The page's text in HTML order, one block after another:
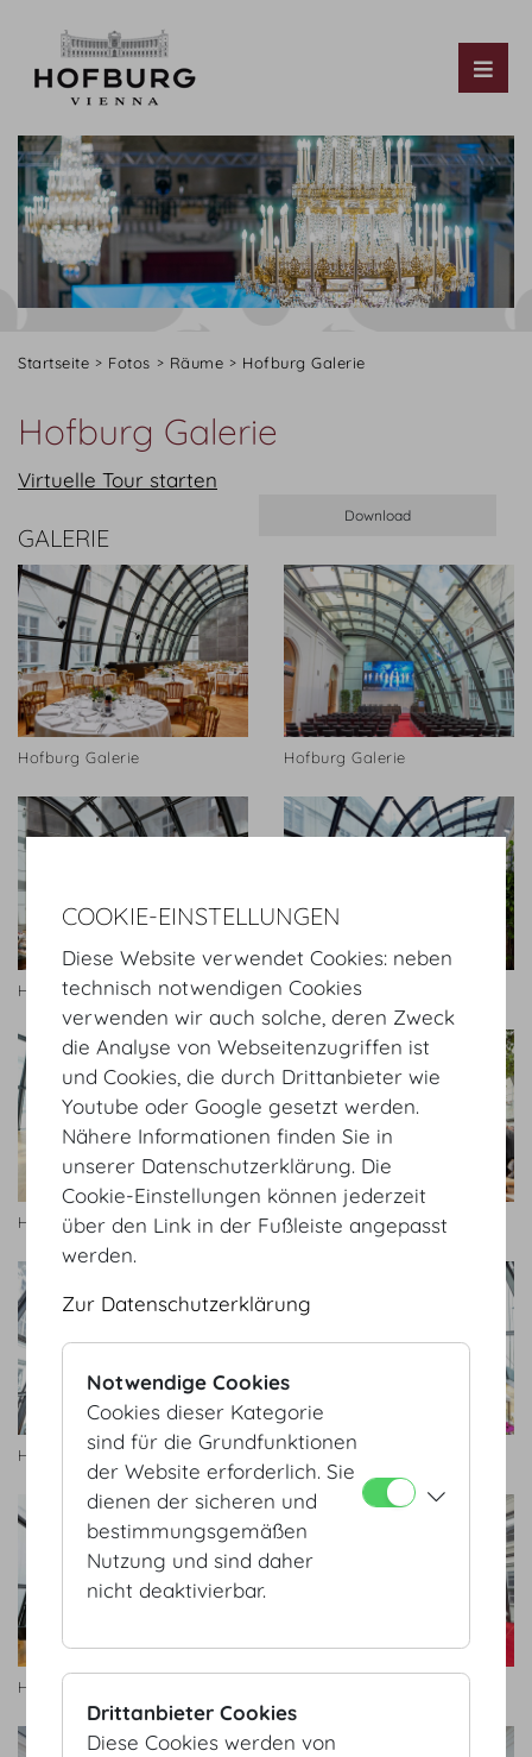
Startseite Fotos Räume Hofburg Galerie
Hofburg Galerie
Virtuelle Tour starten
GALERIE
Hofburg Galerie Hofburg Galerie
Hofburg Galerie Hofburg Galerie
Hofburg Galerie Hofburg Galerie
Hofburg Galerie Hofburg Galerie
HofburgGalerie2.jpg
COOKIE-EINSTELLUNGEN
Diese Website verwendet Cookies: neben
technisch notwendigen Cookies
verwenden wir auch solche, deren Zweck
die Analyse von Webseitenzugriffen ist
und Cookies, die durch Drittanbieter wie
Youtube oder Google gesetzt werden.
Nähere Informationen finden Sie in
unserer Datenschutzerklärung. Die
Cookie-Einstellungen können jederzeit
über den Link in der Fußleiste angepasst
werden.
Zur Datenschutzerklärung
Notwendige Cookies
Cookies dieser Kategorie
sind für die Grundfunktionen
der Website erforderlich. Sie
dienen der sicheren und
bestimmungsgemäßen
Nutzung und sind daher
nicht deaktivierbar.
Drittanbieter Cookies
Diese Cookies werden von